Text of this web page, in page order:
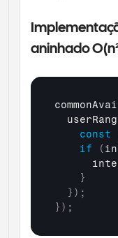
aninhado
const
if
(
}
} ) ;
} ) ;